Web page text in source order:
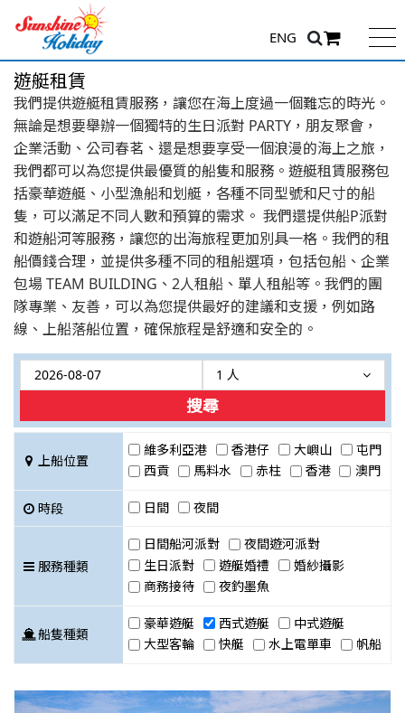
ENG
遊艇租賃
我們提供遊艇租賃服務，讓您在海上度過一個難忘的時光。
無論是想要舉辦一個獨特的生日派對 PARTY，朋友聚會，
企業活動、公司春茗、還是想要享受一個浪漫的海上之旅，
我們都可以為您提供最優質的船隻和服務。遊艇租賃服務包
括豪華遊艇、小型漁船和划艇，各種不同型號和尺寸的船
隻，可以滿足不同人數和預算的需求。 我們還提供船P派對
和遊船河等服務，讓您的出海旅程更加別具一格。我們的租
船價錢合理，並提供多種不同的租船選項，包括包船、企業
包場 TEAM BUILDING、2人租船、單人租船等。我們的團
隊專業、友善，可以為您提供最好的建議和支援，例如路
線、上船落船位置，確保旅程是舒適和安全的。
1 人
搜尋
上船位置
維多利亞港 香港仔 大嶼山
屯門
西貢
馬料水 赤柱 香港 澳門
時段 日間 夜間
服務種類
日間船河派對
夜間遊河派對
生日派對
遊艇婚禮
婚紗攝影
商務接待
夜釣墨魚
船隻種類
豪華遊艇 西式遊艇
中式遊艇
大型客輪
快艇 水上電單車 帆船